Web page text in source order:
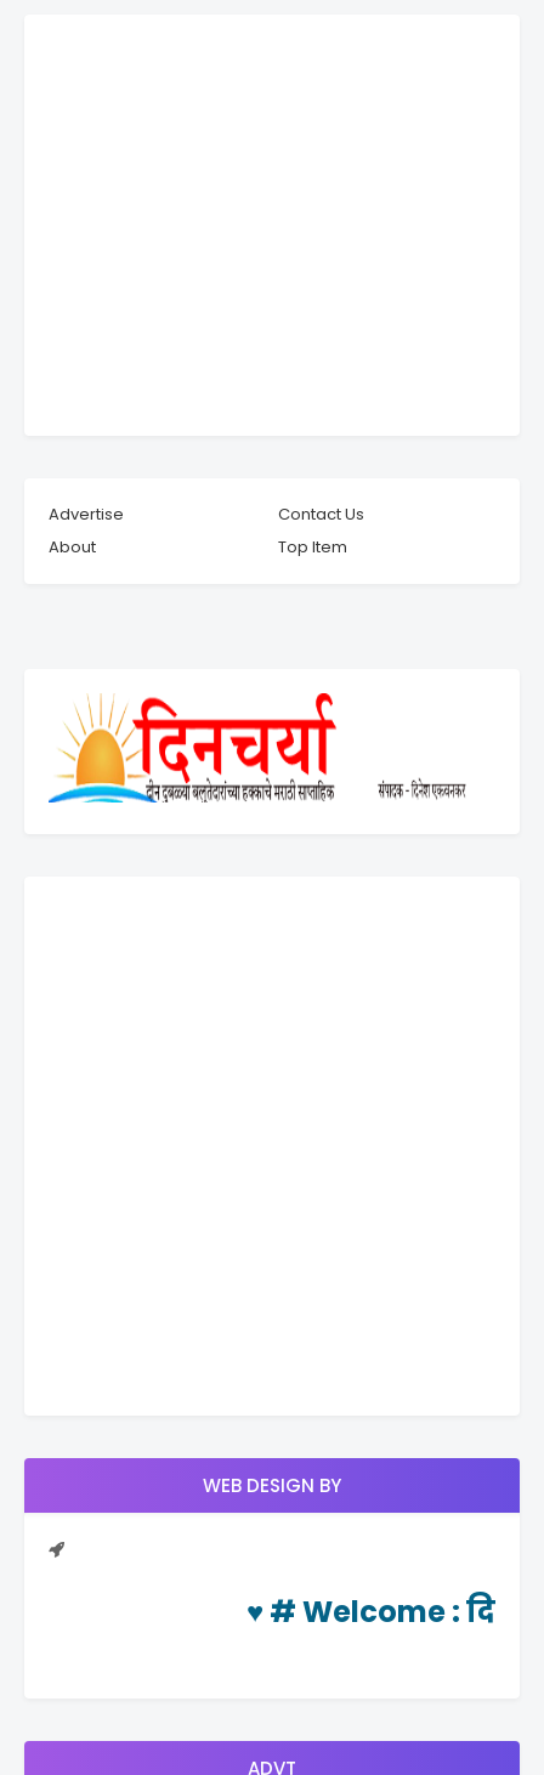
Advertise
Contact Us
About
Top Item
WEB DESIGN BY
Welcome: दिनचर्या
ADVT